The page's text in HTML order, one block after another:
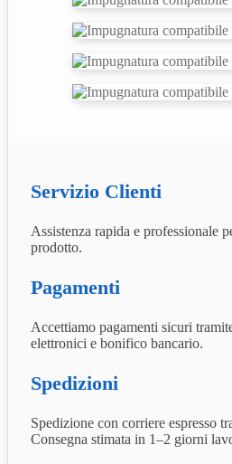
Servizio Clienti
Assistenza rapida e professionale
prodotto.
Pagamenti
Accettiamo pagamenti sicuri
elettronici e bonifico bancario.
Spedizioni
Spedizione con corriere espresso
Consegna stimata in 1–2 giorni